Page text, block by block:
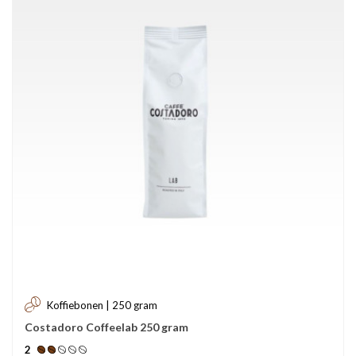
Koffiebonen | 250 gram
Costadoro Coffeelab 250 gram
2